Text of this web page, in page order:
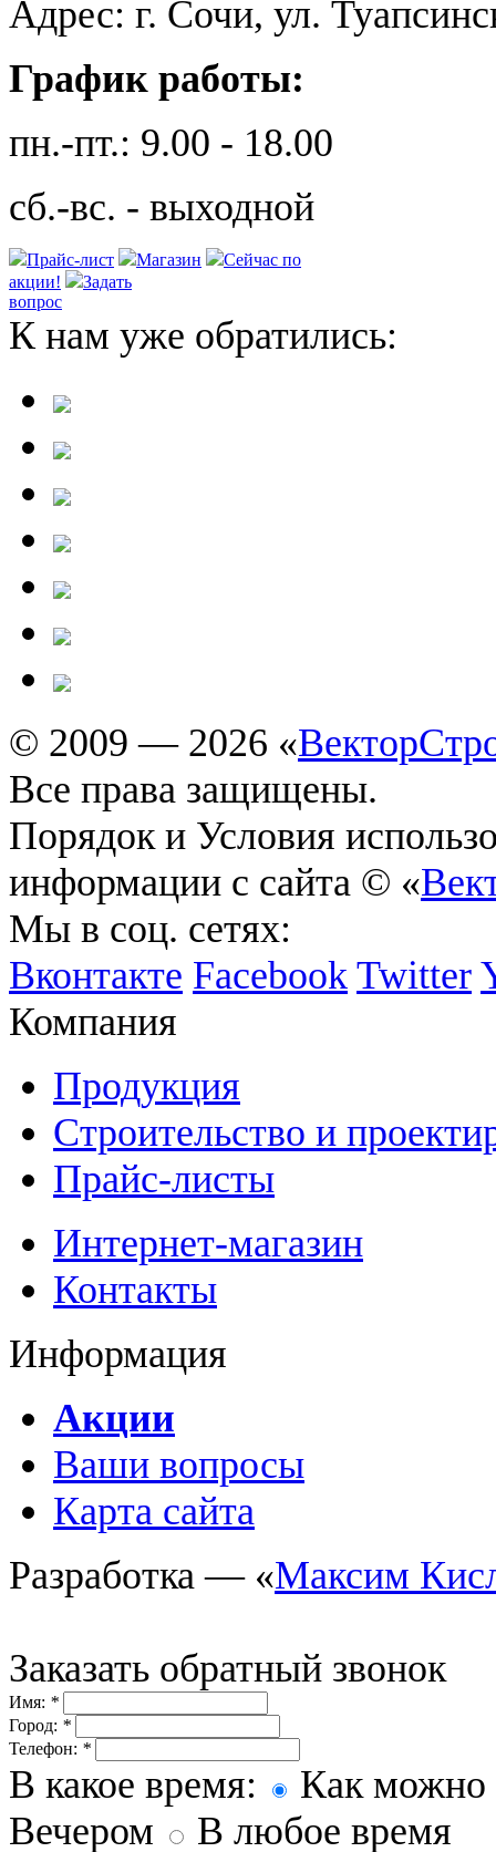
Адрес: г. Сочи, ул.
График работы:
пн.-пт.: 9.00 - 18.00
сб.-вс. - выходной
Прайс-лист Магазин
Сейчас по
акции!
Задать
вопрос
К нам уже обратились:
© 2009 — 2026 «
Все права защищены.
Порядок и Условия
информации с сайта © «
Мы в соц. сетях:
Вконтакте Facebook Twitter
Компания
Продукция
Строительство и
Прайс-листы
Интернет-магазин
Контакты
Информация
Акции
Ваши вопросы
Карта сайта
Разработка — «Максим
Заказать обратный звонок
Имя: *
Город: *
Телефон: *
В какое время:
Как можно
Вечером
В любое время